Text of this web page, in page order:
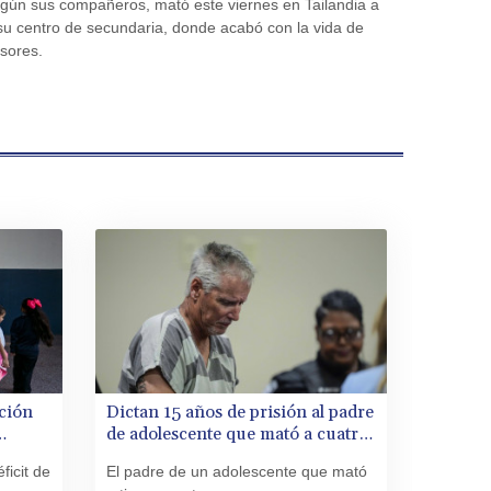
CVE 110.646682
DZD 153.694406
ETB 184.982115
FJD 2.55395
FKP 0.859288
GBP 0.856968
GEL 3.017966
GGP 0.859288
GHS 13.596606
GIP 0.859288
GMD 84.980421
GNF 10145.090599
sus compañeros, mató este viernes en Tailandia a
centro de secundaria, donde acabó con la vida de
de
Dictan 15 años de prisión al padre
de adolescente que mató a cuatro
El padre de un adolescente que mató